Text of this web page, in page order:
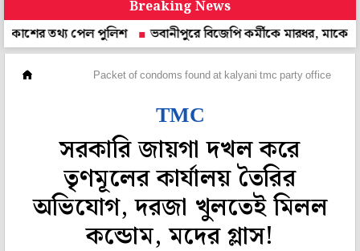
Breaking News
তথ্য পেল পুলিশ
ভবানীপুরে বিজেপি কর্মীকে মারধর, মাকে
Packet of condoms found at kalyani tmc party office
TMC
সরকারি জায়গা দখল করে
তৃণমূলের কার্যালয় তৈরির
অভিযোগ, দরজা খুলতেই মিলল
কন্ডোম, মদের গ্লাস!